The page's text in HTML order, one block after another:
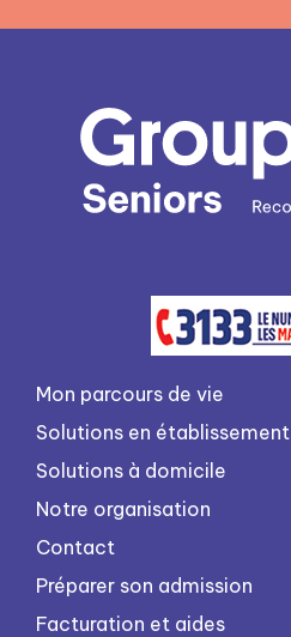
Mon parcours de vie
Solutions en établissement
Solutions à domicile
Notre organisation
Contact
Préparer son admission
Facturation et aides